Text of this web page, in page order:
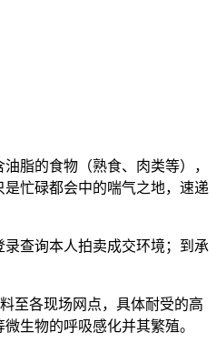
脂的食物（熟食、肉类等），
忙碌都会中的喘气之地，速递
查询本人拍卖成交环境；到承
至各现场网点，具体耐受的高
生物的呼吸感化并其繁殖。